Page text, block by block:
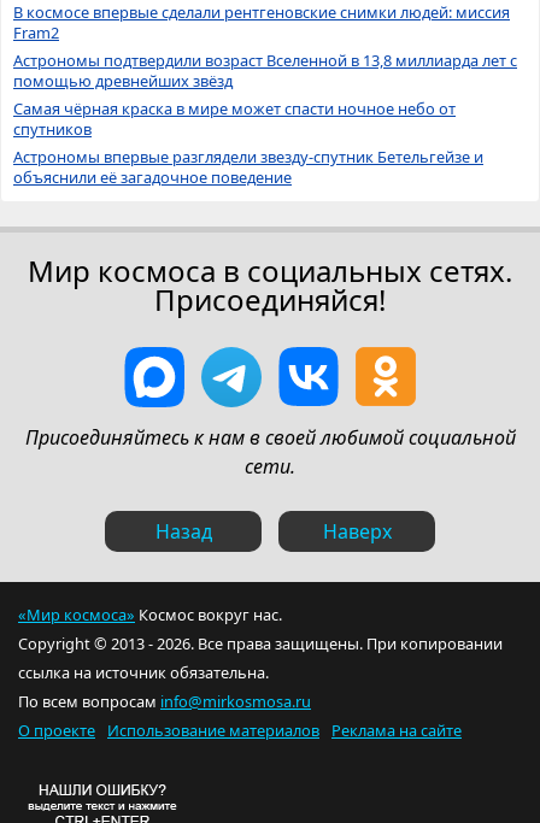
В космосе впервые сделали рентгеновские снимки людей: миссия
Fram2
Астрономы подтвердили возраст Вселенной в 13,8 миллиарда лет с
помощью древнейших звёзд
Самая чёрная краска в мире может спасти ночное небо от
спутников
Астрономы впервые разглядели звезду-спутник Бетельгейзе и
объяснили её загадочное поведение
Мир космоса в социальных сетях.
Присоединяйся!
Присоединяйтесь к нам в своей любимой социальной
сети.
Назад Наверх
«Мир космоса» Космос вокруг нас.
Copyright © 2013 - 2026. Все права защищены. При копировании
ссылка на источник обязательна.
По всем вопросам info@mirkosmosa.ru
О проекте
Использование материалов Реклама на сайте